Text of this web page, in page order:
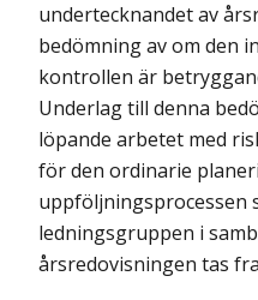
undertecknandet av
bedömning av om den
kontrollen är
Underlag till denna
löpande arbetet med
för den ordinarie
uppföljningsprocessen
ledningsgruppen i
årsredovisningen tas